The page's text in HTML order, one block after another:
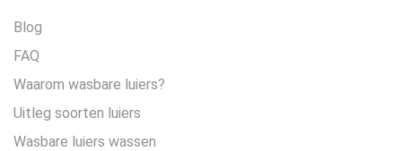
Blog
FAQ
Waarom wasbare luiers?
Uitleg soorten luiers
Wasbare luiers wassen